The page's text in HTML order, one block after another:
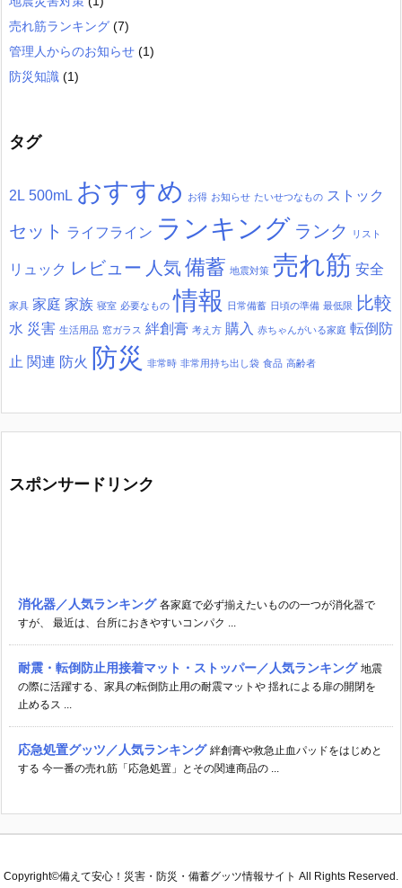
売れ筋ランキング (7)
管理人からのお知らせ (1)
防災知識 (1)
タグ
2L 500mL おすすめ お得 お知らせ たいせつなもの ストック
セット ライフライン ランキング ランク リスト
リュック レビュー 人気 備蓄 地震対策 売れ筋 安全
家具 家庭 家族 寝室 必要なもの 情報 日常備蓄 日頃の準備 最低限 比較
水 災害 生活用品 窓ガラス 絆創膏 考え方 購入 赤ちゃんがいる家庭 転倒防
止 関連 防火 防災 非常時 非常用持ち出し袋 食品 高齢者
スポンサードリンク
消化器／人気ランキング 各家庭で必ず揃えたいものの一つが消化器で
すが、 最近は、台所におきやすいコンパク ...
耐震・転倒防止用接着マット・ストッパー／人気ランキング 地震
の際に活躍する、家具の転倒防止用の耐震マットや 揺れによる扉の開閉を
止めるス ...
応急処置グッツ／人気ランキング 絆創膏や救急止血パッドをはじめと
する 今一番の売れ筋「応急処置」とその関連商品の ...
Copyright©備えて安心！災害・防災・備蓄グッツ情報サイト All Rights Reserved.